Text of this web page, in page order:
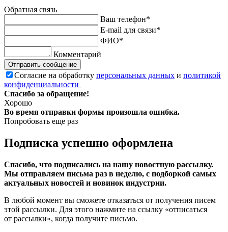
Обратная связь
Ваш телефон*
E-mail для связи*
ФИО*
Комментарий
Отправить сообщение
Согласие на обработку персональных данных и политикой
конфиденциальности
Спасибо за обращение!
Хорошо
Во время отправки формы произошла ошибка.
Попробовать еще раз
Подписка успешно оформлена
Спасибо, что подписались на нашу новостную рассылку.
Мы отправляем письма раз в неделю, с подборкой самых
актуальных новостей и новинок индустрии.
В любой момент вы сможете отказаться от получения писем
этой рассылки. Для этого нажмите на ссылку «отписаться
от рассылки», когда получите письмо.